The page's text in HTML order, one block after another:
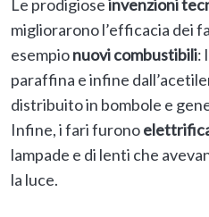
Le prodigioseinvenzioni
migliorarono l’efficacia dei
esempionuovi combustibili:
paraffina e infine
distribuito in bombole e
Infine, i fari furono
lampade e di lenti che
la luce.